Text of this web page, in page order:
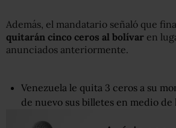
Además, el mandatario señaló que
quitarán cinco ceros al bolívar en
anunciados anteriormente.
Venezuela le quita 3 ceros a su
de nuevo sus billetes en medio